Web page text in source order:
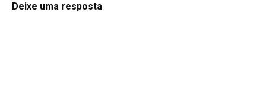
Deixe uma resposta